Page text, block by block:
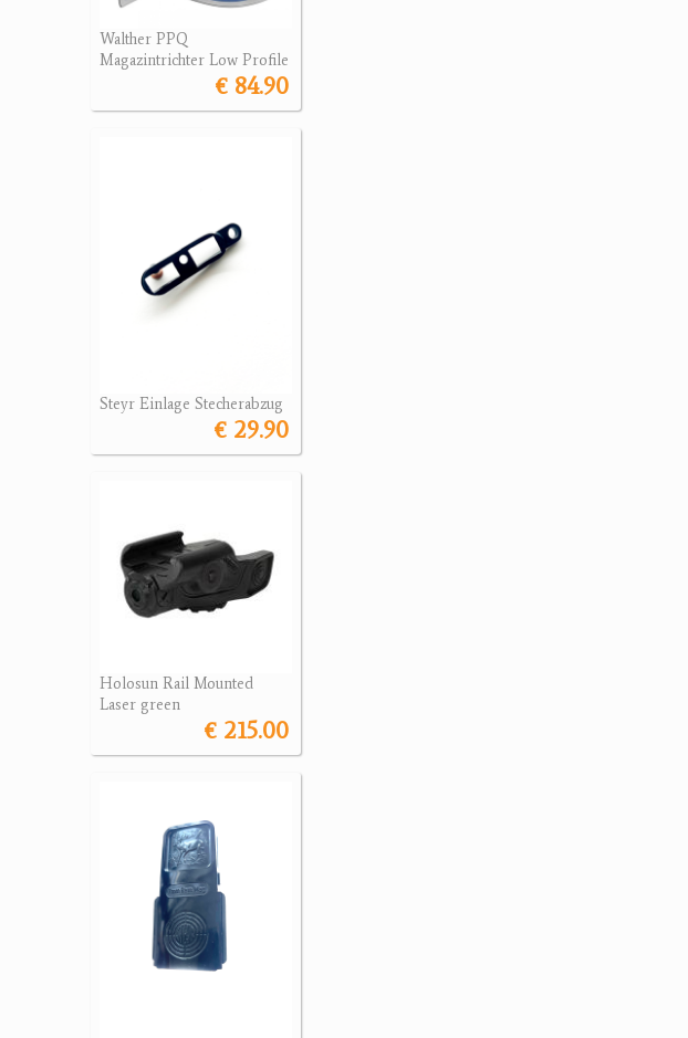
Walther PPQ
Magazintrichter Low Profile
€ 84.90
Steyr Einlage Stecherabzug
€ 29.90
Holosun Rail Mounted
Laser green
€ 215.00